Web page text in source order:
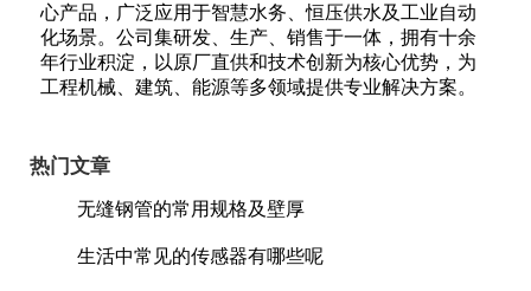
心产品，广泛应用于智慧水务、恒压供水及工业自动
化场景。公司集研发、生产、销售于一体，拥有十余
年行业积淀，以原厂直供和技术创新为核心优势，为
工程机械、建筑、能源等多领域提供专业解决方案。
热门文章
无缝钢管的常用规格及壁厚
生活中常见的传感器有哪些呢